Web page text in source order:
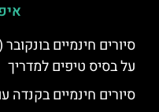
על בסיס טיפים למדריך
סיורים חינמיים